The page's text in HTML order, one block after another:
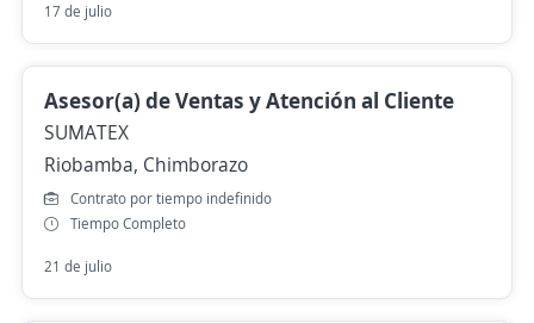
17 de julio
Asesor(a) de Ventas y Atención al Cliente
SUMATEX
Riobamba, Chimborazo
Contrato por tiempo indefinido
Tiempo Completo
21 de julio